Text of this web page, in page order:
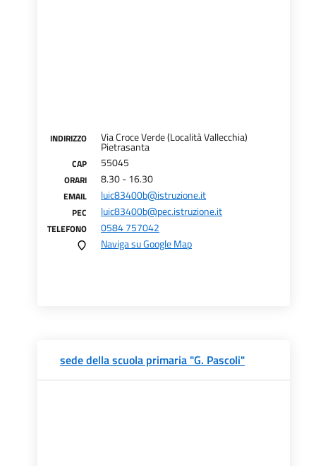
INDIRIZZO Via Croce Verde (Località Vallecchia)
Pietrasanta
CAP 55045
ORARI 8.30 - 16.30
EMAIL luic83400b@istruzione.it
PEC luic83400b@pec.istruzione.it
TELEFONO
0584 757042
Naviga su Google Map
sede della scuola primaria "G. Pascoli"